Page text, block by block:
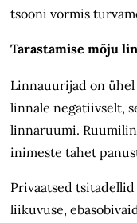
tsooni vormis
Tarastamise mõju
Linnauurijad on ühel
linnale negatiivselt,
linnaruumi.
inimeste tahet
Privaatsed
liikuvuse,